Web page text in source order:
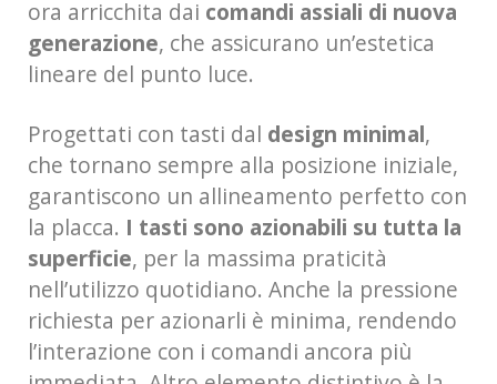
ora arricchita dai comandi assiali di nuova
generazione, che assicurano un’estetica
lineare del punto luce.
Progettati con tasti dal design minimal,
che tornano sempre alla posizione iniziale,
garantiscono un allineamento perfetto con
la placca. I tasti sono azionabili su tutta la
superficie, per la massima praticità
nell’utilizzo quotidiano. Anche la pressione
richiesta per azionarli è minima, rendendo
l’interazione con i comandi ancora più